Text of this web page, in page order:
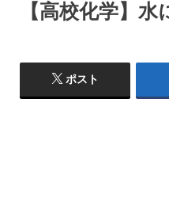
【高校化学】
ポスト